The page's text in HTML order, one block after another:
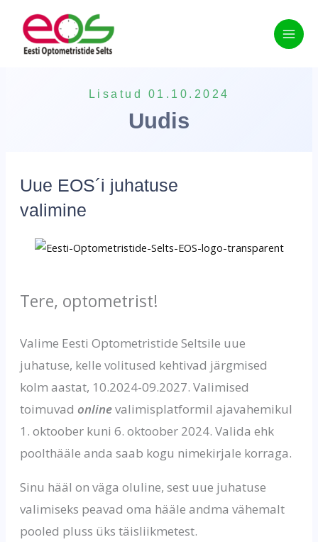
content
Lisatud 01.10.2024
Uudis
Uue EOS´i juhatuse
valimine
Tere, optometrist!
Valime Eesti Optometristide Seltsile uue
juhatuse, kelle volitused kehtivad järgmised
kolm aastat, 10.2024-09.2027. Valimised
toimuvad onlinevalimisplatformil ajavahemikul
1. oktoober kuni 6. oktoober 2024. Valida ehk
poolthääle anda saab kogu nimekirjale korraga.
Sinu hääl on väga oluline, sest uue juhatuse
valimiseks peavad oma hääle andma vähemalt
pooled pluss üks täisliikmetest.